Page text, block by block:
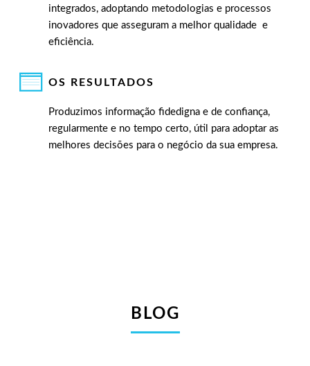
integrados, adoptando metodologias e processos
inovadores que asseguram a melhor qualidade e
eficiência.
OS RESULTADOS
Produzimos informação fidedigna e de confiança,
regularmente e no tempo certo, útil para adoptar as
melhores decisões para o negócio da sua empresa.
BLOG